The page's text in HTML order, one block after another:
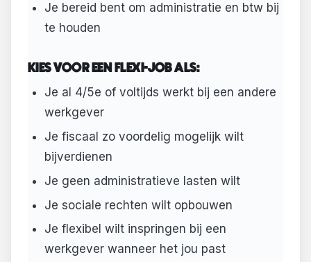
Je bereid bent om administratie en btw bij
te houden
KIES VOOR EEN FLEXI-JOB ALS:
Je al 4/5e of voltijds werkt bij een andere
werkgever
Je fiscaal zo voordelig mogelijk wilt
bijverdienen
Je geen administratieve lasten wilt
Je sociale rechten wilt opbouwen
Je flexibel wilt inspringen bij een
werkgever wanneer het jou past